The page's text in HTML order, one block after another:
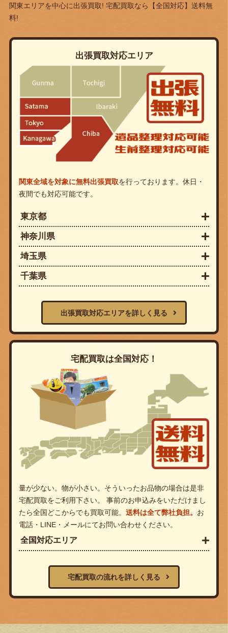
関東エリアを中心に出張買取! 宅配買取なら
【全国対応】送料無
料!
出張買取対応エリア
関東全域を対象に無料出張買取を行っております。休日・
夜間でも対応可能です。
東京都
神奈川県
埼玉県
千葉県
出張買取対応エリアを詳しく見る
宅配買取は全国対応！
量が少ない。物が小さい。そういったお品物の場合は是非
宅配買取をご利用下さい。 事前のお申込みをいただけまし
たら全国どこからでも買取可能。 送料は全て弊社負担。 お
電話・LINE・メールにてお問い合わせください。
全国対応エリア
宅配買取の流れを詳しく見る